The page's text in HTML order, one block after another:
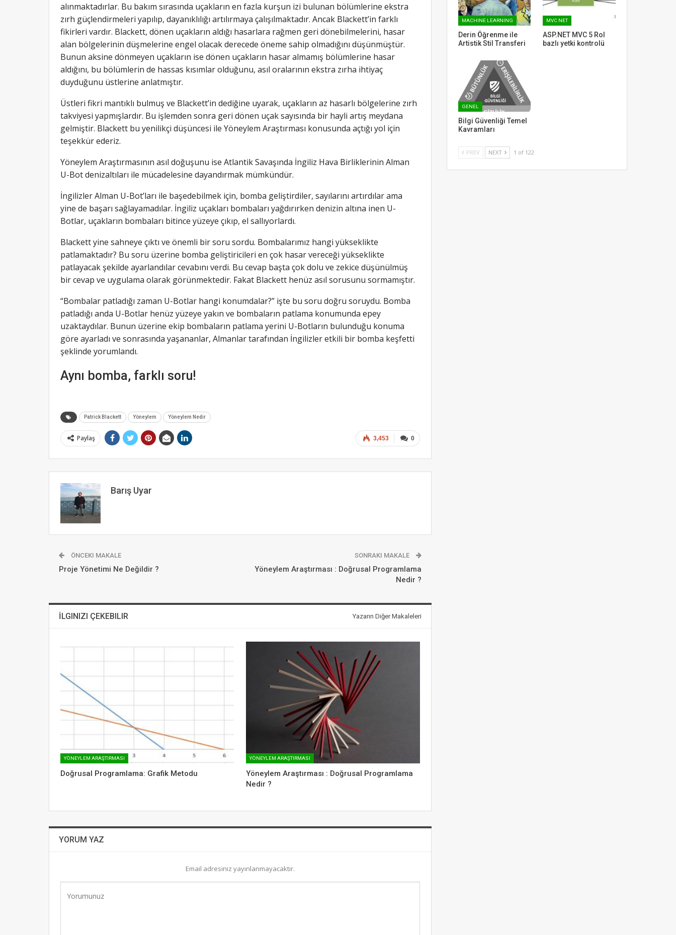
alınmaktadırlar. Bu bakım sırasında uçakların en fazla kurşun izi bulunan bölümlerine ekstra
zırh güçlendirmeleri yapılıp, dayanıklılığı artılırmaya çalışılmaktadır. Ancak Blackett’in farklı
fikirleri vardır. Blackett, dönen uçakların aldığı hasarlara rağmen geri dönebilmelerini, hasar
alan bölgelerinin düşmelerine engel olacak derecede öneme sahip olmadığını düşünmüştür.
Bunun aksine dönmeyen uçakların ise dönen uçakların hasar almamış bölümlerine hasar
aldığını, bu bölümlerin de hassas kısımlar olduğunu, asıl oralarının ekstra zırha ihtiyaç
duyduğunu üstlerine anlatmıştır.
Üstleri fikri mantıklı bulmuş ve Blackett’in dediğine uyarak, uçakların az hasarlı bölgelerine zırh
takviyesi yapmışlardır. Bu işlemden sonra geri dönen uçak sayısında bir hayli artış meydana
gelmiştir. Blackett bu yenilikçi düşüncesi ile Yöneylem Araştırması konusunda açtığı yol için
teşekkür ederiz.
Yöneylem Araştırmasının asıl doğuşunu ise Atlantik Savaşında İngiliz Hava Birliklerinin Alman
U-Bot denizaltıları ile mücadelesine dayandırmak mümkündür.
İngilizler Alman U-Bot’ları ile başedebilmek için, bomba geliştirdiler, sayılarını artırdılar ama
yine de başarı sağlayamadılar. İngiliz uçakları bombaları yağdırırken denizin altına inen U-
Botlar, uçakların bombaları bitince yüzeye çıkıp, el sallıyorlardı.
Blackett yine sahneye çıktı ve önemli bir soru sordu. Bombalarımız hangi yükseklikte
patlamaktadır? Bu soru üzerine bomba geliştiricileri en çok hasar vereceği yükseklikte
patlayacak şekilde ayarlandılar cevabını verdi. Bu cevap başta çok dolu ve zekice düşünülmüş
bir cevap ve uygulama olarak görünmektedir. Fakat Blackett henüz asıl sorusunu sormamıştır.
“Bombalar patladığı zaman U-Botlar hangi konumdalar?” işte bu soru doğru soruydu. Bomba
patladığı anda U-Botlar henüz yüzeye yakın ve bombaların patlama konumunda epey
uzaktaydılar. Bunun üzerine ekip bombaların patlama yerini U-Botların bulunduğu konuma
göre ayarladı ve sonrasında yaşananlar, Almanlar tarafından İngilizler etkili bir bomba keşfetti
şeklinde yorumlandı.
Aynı bomba, farklı soru!
Patrick Blackett Yöneylem Yöneylem Nedir
0
3,453
Paylaş
Barış Uyar
ÖNCEKI MAKALE
Proje Yönetimi Ne Değildir ?
SONRAKI MAKALE
Yöneylem Araştırması : Doğrusal Programlama
Nedir ?
İLGINIZI ÇEKEBILIR Yazarın Diğer Makaleleri
YÖNEYLEM ARAŞTIRMASI
Doğrusal Programlama: Grafik Metodu
YÖNEYLEM ARAŞTIRMASI
Yöneylem Araştırması : Doğrusal Programlama
Nedir ?
YORUM YAZ
Email adresiniz yayınlanmayacaktır.
MACHINE LEARNING
Derin Öğrenme ile
Artistik Stil Transferi
MVC NET
ASP.NET MVC 5 Rol
bazlı yetki kontrolü
GENEL
Bilgi Güvenliği Temel
Kavramları
PREV NEXT 1 of 122